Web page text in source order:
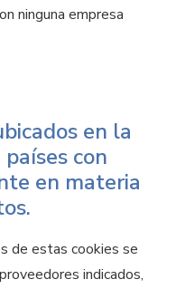
ninguna empresa
en la
con
en materia
de estas cookies se
indicados,